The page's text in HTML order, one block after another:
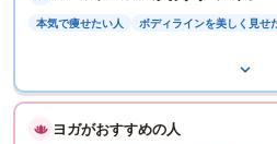
本気で痩せたい人 ボディラインを美しく見せ
ヨガがおすすめの人